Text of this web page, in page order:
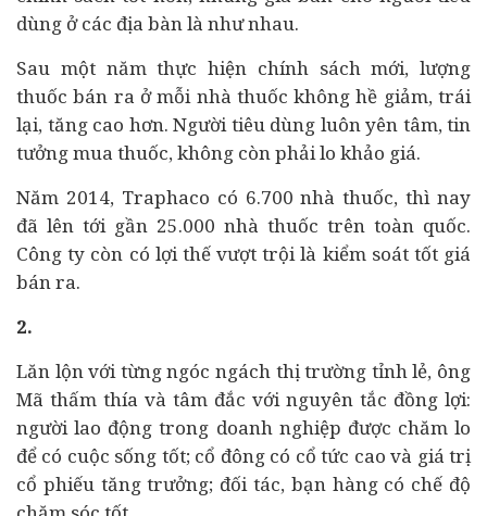
dùng ở các địa bàn là như nhau.
Sau một năm thực hiện chính sách mới, lượng
thuốc bán ra ở mỗi nhà thuốc không hề giảm, trái
lại, tăng cao hơn. Người tiêu dùng luôn yên tâm, tin
tưởng mua thuốc, không còn phải lo khảo giá.
Năm 2014, Traphaco có 6.700 nhà thuốc, thì nay
đã lên tới gần 25.000 nhà thuốc trên toàn quốc.
Công ty còn có lợi thế vượt trội là kiểm soát tốt giá
bán ra.
2.
Lăn lộn với từng ngóc ngách thị trường tỉnh lẻ, ông
Mã thấm thía và tâm đắc với nguyên tắc đồng lợi:
người lao động trong doanh nghiệp được chăm lo
để có cuộc sống tốt; cổ đông có cổ tức cao và giá trị
cổ phiếu tăng trưởng; đối tác, bạn hàng có chế độ